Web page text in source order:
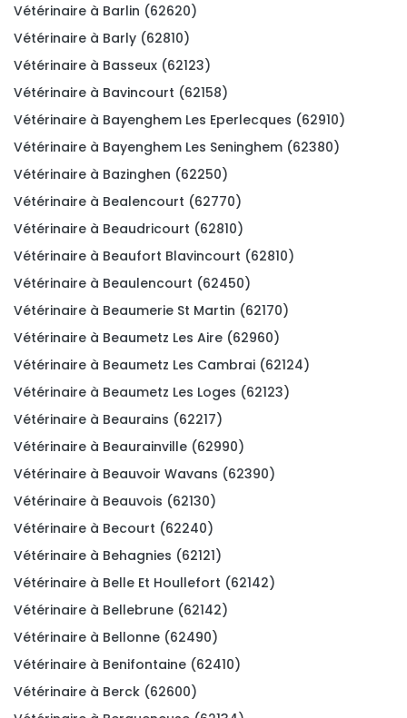
Vétérinaire à Barlin (62620)
Vétérinaire à Barly (62810)
Vétérinaire à Basseux (62123)
Vétérinaire à Bavincourt (62158)
Vétérinaire à Bayenghem Les Eperlecques (62910)
Vétérinaire à Bayenghem Les Seninghem (62380)
Vétérinaire à Bazinghen (62250)
Vétérinaire à Bealencourt (62770)
Vétérinaire à Beaudricourt (62810)
Vétérinaire à Beaufort Blavincourt (62810)
Vétérinaire à Beaulencourt (62450)
Vétérinaire à Beaumerie St Martin (62170)
Vétérinaire à Beaumetz Les Aire (62960)
Vétérinaire à Beaumetz Les Cambrai (62124)
Vétérinaire à Beaumetz Les Loges (62123)
Vétérinaire à Beaurains (62217)
Vétérinaire à Beaurainville (62990)
Vétérinaire à Beauvoir Wavans (62390)
Vétérinaire à Beauvois (62130)
Vétérinaire à Becourt (62240)
Vétérinaire à Behagnies (62121)
Vétérinaire à Belle Et Houllefort (62142)
Vétérinaire à Bellebrune (62142)
Vétérinaire à Bellonne (62490)
Vétérinaire à Benifontaine (62410)
Vétérinaire à Berck (62600)